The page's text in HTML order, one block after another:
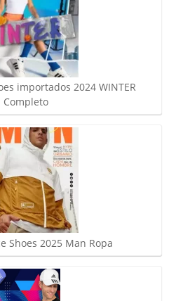
importados 2024 WINTER
Completo
Shoes 2025 Man Ropa